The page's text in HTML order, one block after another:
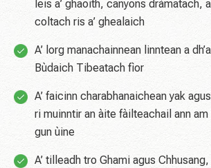
leis a’ ghaoith, canyons dràmatach,
coltach ris a’ ghealaich
A’ lorg manachainnean linntean a
Bùdaich Tibeatach fìor
A’ faicinn charabhanaichean yak
ri muinntir an àite fàilteachail ann
gun ùine
A’ tilleadh tro Ghami agus